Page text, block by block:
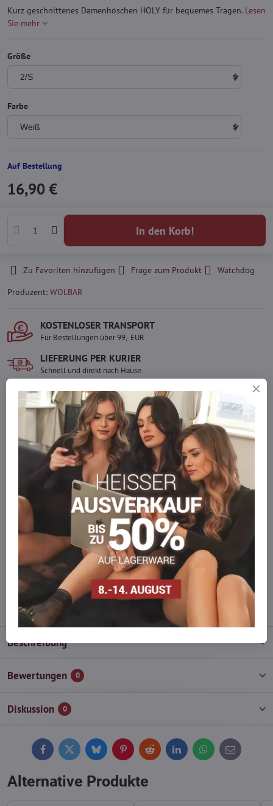
Kurz geschnittenes Damenhöschen HOLY für bequemes Tragen. Lesen
Sie mehr
Größe
Farbe
Auf Bestellung
16,90 €
In den Korb!
Zu Favoriten hinzufügen Frage zum Produkt
Watchdog
Produzent: WOLBAR
KOSTENLOSER TRANSPORT
Für Bestellungen über 99,- EUR
LIEFERUNG PER KURIER
Schnell und direkt nach Hause.
SICHERE ZAHLUNGEN
Gesicherte Online-Zahlungen
Ware auf Lager
Wir versenden sofort
Werden Sie Teil von everlady
Werden Sie Teil von everlady und genießen Sie einen 5 %
Mitgliedervorteilbei jedem Einkauf.
Der Vorteil wird automatisch im Warenkorb angewendet.
Möchten Sie mehr bestellen, als wir
auf Lager haben?
Zögern Sie nicht, uns zu kontaktieren, wir füllen die Ware für Sie
wieder auf!
info​@everlady​.eu
Beschreibung
Bewertungen 0
Diskussion 0
FacebookTwitterBlueskyPinterestReddit LinkedInWhatsApp
E-
mail
Alternative Produkte